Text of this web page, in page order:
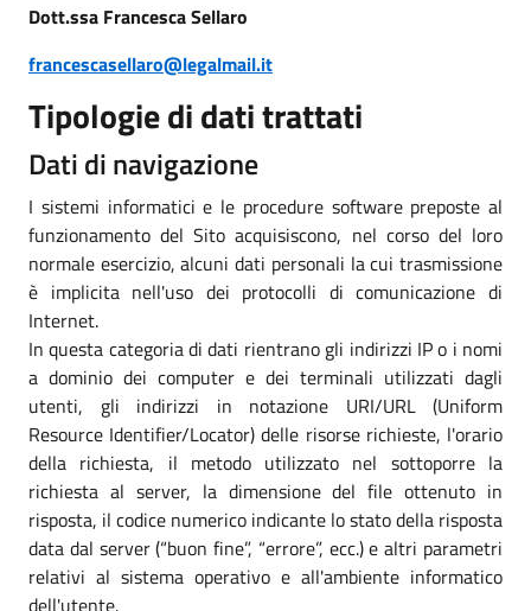
Dott.ssa Francesca Sellaro
francescasellaro@legalmail.it
Tipologie di dati trattati
Dati di navigazione
I sistemi informatici e le procedure software preposte al
funzionamento del Sito acquisiscono, nel corso del loro
normale esercizio, alcuni dati personali la cui trasmissione
è implicita nell'uso dei protocolli di comunicazione di
Internet.
In questa categoria di dati rientrano gli indirizzi IP o i nomi
a dominio dei computer e dei terminali utilizzati dagli
utenti, gli indirizzi in notazione URI/URL (Uniform
Resource Identifier/Locator) delle risorse richieste, l'orario
della richiesta, il metodo utilizzato nel sottoporre la
richiesta al server, la dimensione del file ottenuto in
risposta, il codice numerico indicante lo stato della risposta
data dal server (“buon fine”, “errore”, ecc.) e altri parametri
relativi al sistema operativo e all'ambiente informatico
dell'utente.